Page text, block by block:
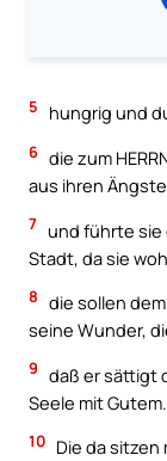
5 hungrig und
6 die zum
aus ihren
7 und führte sie
Stadt, da sie
8 die sollen
seine Wunder,
9 daß er sättigt
Seele mit Gutem.
10 Die da